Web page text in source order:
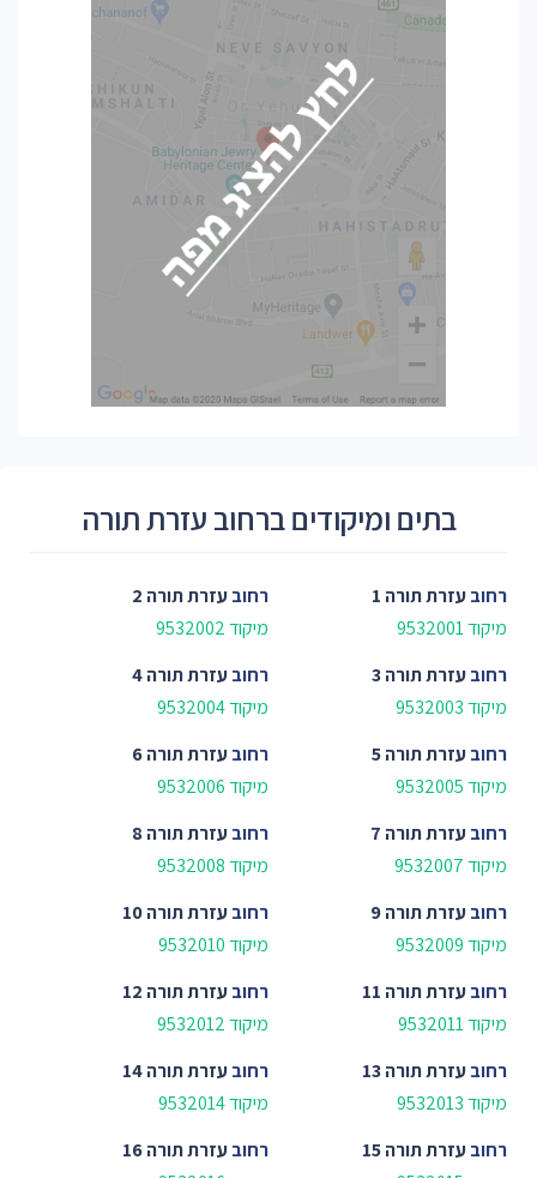
בתים ומיקודים ברחוב עזרת תורה
רחובעזרת תורה 1
מיקוד 9532001
רחובעזרת תורה 2
מיקוד 9532002
רחובעזרת תורה 3
מיקוד 9532003
רחובעזרת תורה 4
מיקוד 9532004
רחובעזרת תורה 5
מיקוד 9532005
רחובעזרת תורה 6
מיקוד 9532006
רחובעזרת תורה 7
מיקוד 9532007
רחובעזרת תורה 8
מיקוד 9532008
רחובעזרת תורה 9
מיקוד 9532009
רחובעזרת תורה 10
מיקוד 9532010
רחובעזרת תורה 11
מיקוד 9532011
רחובעזרת תורה 12
מיקוד 9532012
רחובעזרת תורה 13
מיקוד 9532013
רחובעזרת תורה 14
מיקוד 9532014
רחובעזרת תורה 15
רחובעזרת תורה 16